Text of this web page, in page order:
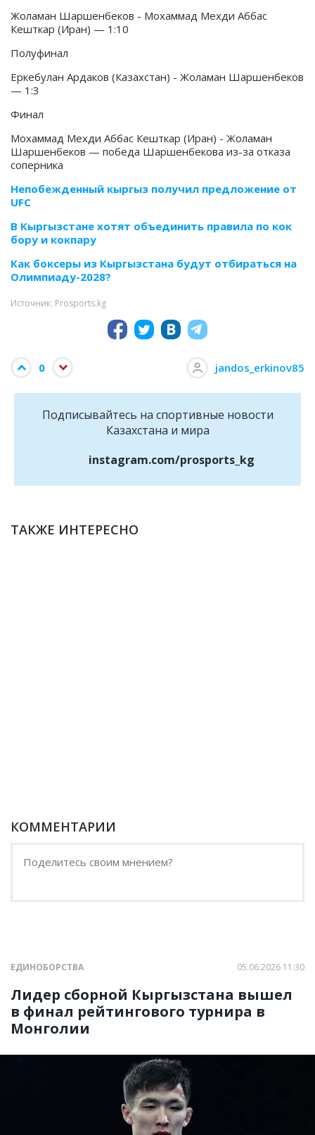
Жоламан Шаршенбеков - Мохаммад Мехди Аббас
Кешткар (Иран) — 1:10
Полуфинал
Еркебулан Ардаков (Казахстан) - Жоламан Шаршенбеков
— 1:3
Финал
Мохаммад Мехди Аббас Кешткар (Иран) - Жоламан
Шаршенбеков — победа Шаршенбекова из-за отказа
соперника
Непобежденный кыргыз получил предложение от
UFC
В Кыргызстане хотят объединить правила по кок
бору и кокпару
Как боксеры из Кыргызстана будут отбираться на
Олимпиаду-2028?
Источник: Prosports.kg
0 jandos_erkinov85
Подписывайтесь на cпортивные новости
Казахстана и мира
instagram.com/prosports_kg
ТАКЖЕ ИНТЕРЕСНО
КОММЕНТАРИИ
ЕДИНОБОРСТВА 05.06.2026 11:30
Лидер сборной Кыргызстана вышел
в финал рейтингового турнира в
Монголии